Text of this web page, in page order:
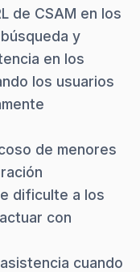
de CSAM en los
y
en los
los usuarios
de menores
dificulte a los
con
cuando